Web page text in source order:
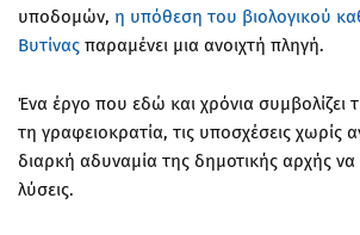
υποδομών, η υπόθεση του βιολογικού
Βυτίνας παραμένει μια ανοιχτή πληγή.
Ένα έργο που εδώ και χρόνια συμβολίζει
τη γραφειοκρατία, τις υποσχέσεις χωρίς
διαρκή αδυναμία της δημοτικής αρχής να
λύσεις.